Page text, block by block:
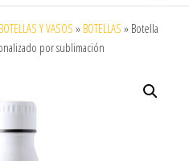
BOTELLAS Y VASOS » BOTELLAS » Botella
por sublimación